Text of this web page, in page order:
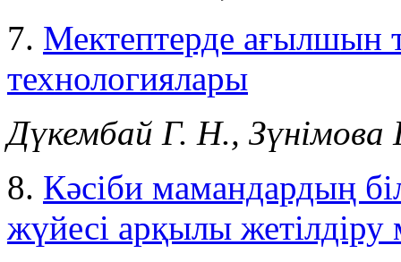
7. Мектептерде ағылшын
технологиялары
Дүкембай Г. Н., Зүнімова
8. Кәсіби мамандардың
жүйесі арқылы жетілдіру